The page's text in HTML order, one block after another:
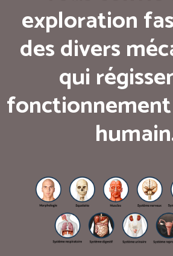
exploration
des divers
qui